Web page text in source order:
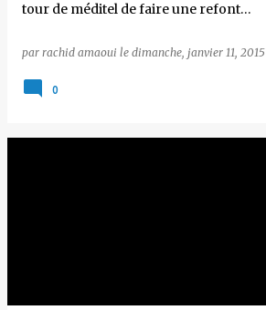
tour de méditel de faire une refont…
par rachid amaoui le dimanche, janvier 11, 2015
0